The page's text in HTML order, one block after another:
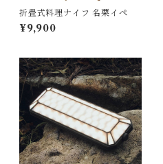
折畳式料理ナイフ 名栗イペ
¥9,900